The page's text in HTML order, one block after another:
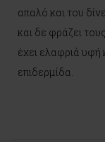
απαλό και του
και δε φράζει
έχει ελαφριά υφή
επιδερμίδα.